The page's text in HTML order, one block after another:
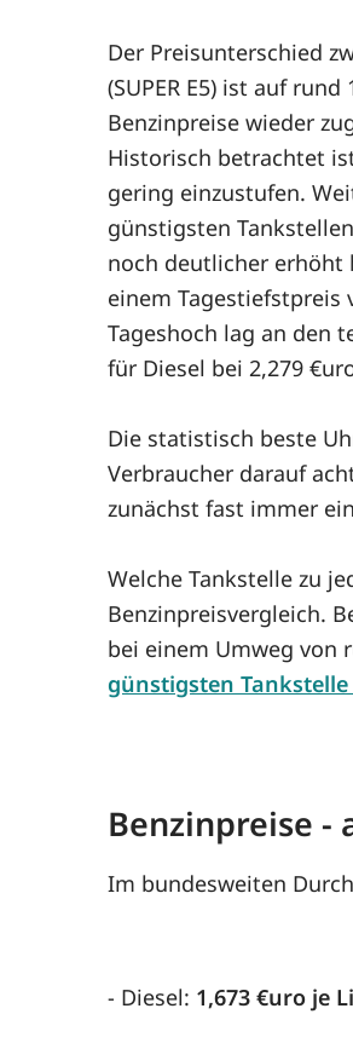
Der Preisunterschied
(SUPER E5) ist auf
Benzinpreise wieder
Historisch betrachtet
gering einzustufen.
günstigsten
noch deutlicher erhöht
einem Tagestiefstpreis
Tageshoch lag an den
für Diesel bei 2,279
Die statistisch beste
Verbraucher darauf
zunächst fast immer
Welche Tankstelle zu
Benzinpreisvergleich.
bei einem Umweg von
günstigsten
Benzinpreise
Im bundesweiten
- Diesel: 1,673 €uro je